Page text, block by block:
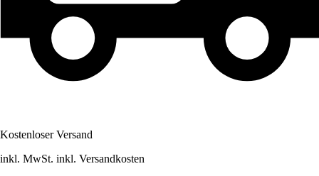
Kostenloser Versand
inkl. MwSt. inkl. Versandkosten